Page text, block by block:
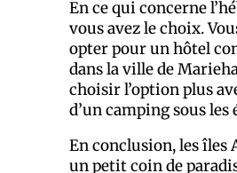
En ce qui concerne
vous avez le choix.
opter pour un hôtel
dans la ville de
choisir l’option plus
d’un camping sous les
En conclusion, les îles
un petit coin de